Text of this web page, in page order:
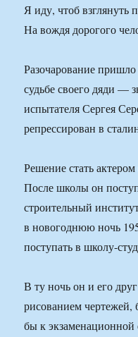
Я иду, чтоб взглянуть
На вождя дорогого
Разочарование
судьбе своего дяди —
испытателя Сергея
репрессирован в
Решение стать
После школы он
строительный
в новогоднюю ночь
поступать в школу-
В ту ночь он и его
рисованием чертежей,
бы к экзаменационной